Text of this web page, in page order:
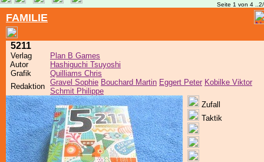
Seite 1 von 4
FAMILIE
5211
Verlag
Plan B Games
Autor
Hashiguchi Tsuyoshi
Grafik
Quilliams Chris
Redaktion Gravel Sophie Bouchard Martin Eggert Peter Kobilke Viktor
Schmit Philippe
Zufall
Taktik